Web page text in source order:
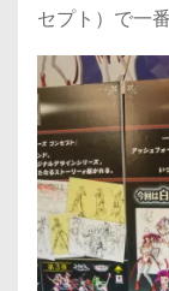
セプト）で一